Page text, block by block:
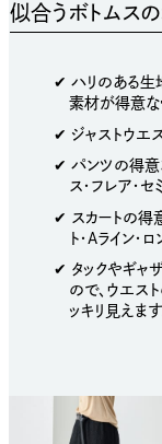
似合うボトムスの
✔︎ ハリのある生
素材が得意な
✔︎ ジャストウエ
✔︎ パンツの得意
ス・フレア・セ
✔︎ スカートの得
ト・Aライン・
✔︎ タックやギャ
ので、ウエス
ッキリ見えます